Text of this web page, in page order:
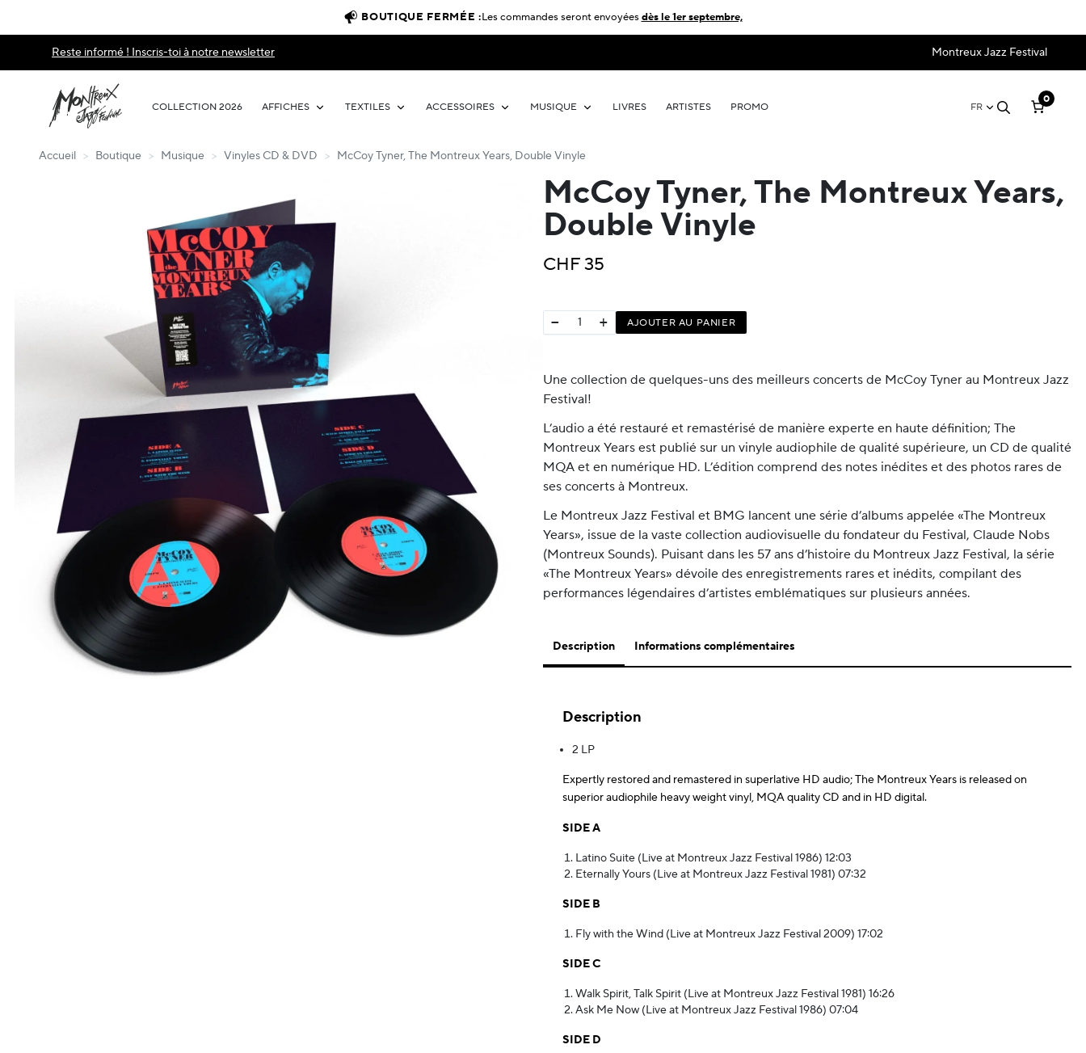
Reste informé ! Inscris-toi à notre newsletter Montreux Jazz Festival
COLLECTION 2026 AFFICHES TEXTILES ACCESSOIRES MUSIQUE LIVRES ARTISTES PROMO FR
0
Accueil > Boutique > Musique > Vinyles CD & DVD > McCoy Tyner, The Montreux Years, Double Vinyle
McCoy Tyner, The Montreux Years,
Double Vinyle
CHF35
− + AJOUTER AU PANIER
Une collection de quelques-uns des meilleurs concerts de McCoy Tyner au Montreux Jazz
Festival!
L’audio a été restauré et remastérisé de manière experte en haute définition; The
Montreux Years est publié sur un vinyle audiophile de qualité supérieure, un CD de qualité
MQA et en numérique HD. L’édition comprend des notes inédites et des photos rares de
ses concerts à Montreux.
Le Montreux Jazz Festival et BMG lancent une série d’albums appelée «The Montreux
Years», issue de la vaste collection audiovisuelle du fondateur du Festival, Claude Nobs
(Montreux Sounds). Puisant dans les 57 ans d’histoire du Montreux Jazz Festival, la série
«The Montreux Years» dévoile des enregistrements rares et inédits, compilant des
performances légendaires d’artistes emblématiques sur plusieurs années.
Description Informations complémentaires
Description
2 LP
Expertly restored and remastered in superlative HD audio; The Montreux Years is released on
superior audiophile heavy weight vinyl, MQA quality CD and in HD digital.
SIDE A
Latino Suite (Live at Montreux Jazz Festival 1986) 12:03
Eternally Yours (Live at Montreux Jazz Festival 1981) 07:32
SIDE B
Fly with the Wind (Live at Montreux Jazz Festival 2009) 17:02
SIDE C
Walk Spirit, Talk Spirit (Live at Montreux Jazz Festival 1981) 16:26
Ask Me Now (Live at Montreux Jazz Festival 1986) 07:04
SIDE D
BOUTIQUE FERMÉE :Les commandes seront envoyéesdès le 1er septembre,